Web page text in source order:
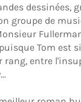
dessinées,
groupe de
Tom est
rang, entre